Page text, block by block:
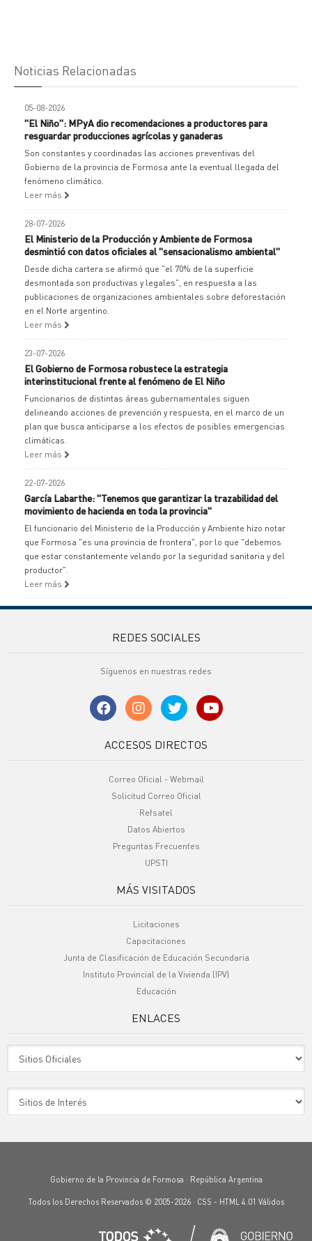
Noticias Relacionadas
05-08-2026
"El Niño": MPyA dio recomendaciones a productores para
resguardar producciones agrícolas y ganaderas
Son constantes y coordinadas las acciones preventivas del
Gobierno de la provincia de Formosa ante la eventual llegada del
fenómeno climático.
Leer más
28-07-2026
El Ministerio de la Producción y Ambiente de Formosa
desmintió con datos oficiales al "sensacionalismo ambiental"
Desde dicha cartera se afirmó que "el 70% de la superficie
desmontada son productivas y legales", en respuesta a las
publicaciones de organizaciones ambientales sobre deforestación
en el Norte argentino.
Leer más
23-07-2026
El Gobierno de Formosa robustece la estrategia
interinstitucional frente al fenómeno de El Niño
Funcionarios de distintas áreas gubernamentales siguen
delineando acciones de prevención y respuesta, en el marco de un
plan que busca anticiparse a los efectos de posibles emergencias
climáticas.
Leer más
22-07-2026
García Labarthe: "Tenemos que garantizar la trazabilidad del
movimiento de hacienda en toda la provincia"
El funcionario del Ministerio de la Producción y Ambiente hizo notar
que Formosa "es una provincia de frontera", por lo que "debemos
que estar constantemente velando por la seguridad sanitaria y del
productor".
Leer más
REDES SOCIALES
Síguenos en nuestras redes
ACCESOS DIRECTOS
Correo Oficial - Webmail
Solicitud Correo Oficial
Refsatel
Datos Abiertos
Preguntas Frecuentes
UPSTI
MÁS VISITADOS
Licitaciones
Capacitaciones
Junta de Clasificación de Educación Secundaria
Instituto Provincial de la Vivienda (IPV)
Educación
ENLACES
Gobierno de la Provincia de Formosa · República Argentina
Todos los Derechos Reservados © 2005-2026 · CSS - HTML 4.01 Válidos